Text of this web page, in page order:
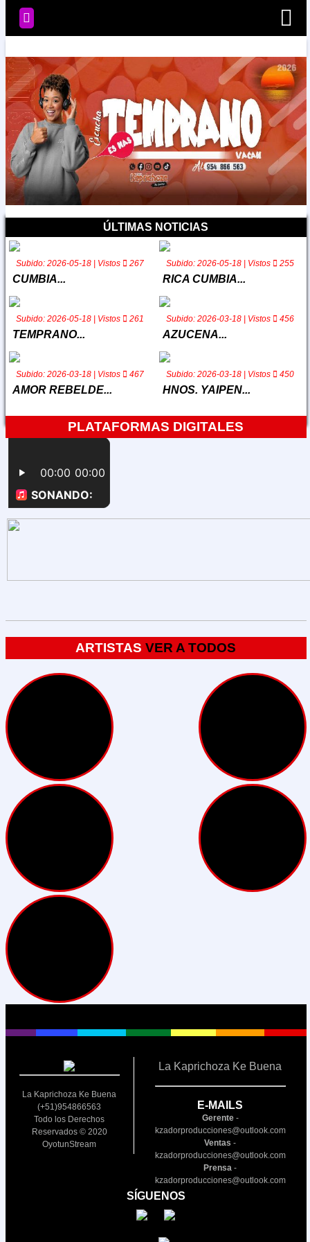
Radio
Noticias
Videos
Programación
Artistas
Nosotros
Contactos
ÚLTIMAS NOTICIAS
Subido: 2026-05-18 | Vistos 267
CUMBIA...
Subido: 2026-05-18 | Vistos 255
RICA CUMBIA...
Subido: 2026-05-18 | Vistos 261
TEMPRANO...
Subido: 2026-03-18 | Vistos 456
AZUCENA...
Subido: 2026-03-18 | Vistos 467
AMOR REBELDE...
Subido: 2026-03-18 | Vistos 450
HNOS. YAIPEN...
PLATAFORMAS DIGITALES
ARTISTASVER A TODOS
La Kaprichoza Ke Buena
(+51)954866563
Todo los Derechos
Reservados © 2020
OyotunStream
La Kaprichoza Ke Buena
E-MAILS
Gerente-
kzadorproducciones@outlook.com
Ventas -
kzadorproducciones@outlook.com
Prensa -
kzadorproducciones@outlook.com
SÍGUENOS